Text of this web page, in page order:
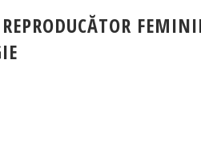
REPRODUCĂTOR